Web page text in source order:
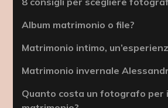
Album matrimonio o file?
Matrimonio intimo,
Matrimonio invernale
Quanto costa un fotografo per